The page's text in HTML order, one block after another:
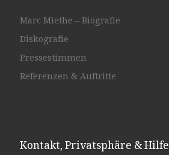
Marc Miethe – Biografie
Diskografie
Pressestimmen
Referenzen & Auftritte
Kontakt, Privatsphäre & Hilfe